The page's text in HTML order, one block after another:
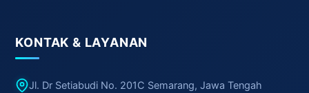
KONTAK & LAYANAN
Jl. Dr Setiabudi No. 201C Semarang, Jawa Tengah